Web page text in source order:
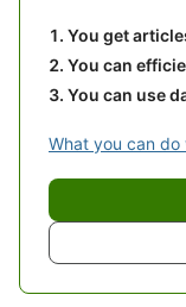
You get
You can
You can use
What you can do